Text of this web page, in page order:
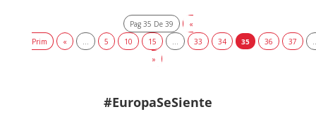
Pag 35 De 39
«
Prim
« 5 10 15 33 34 35 36 37
»
#EuropaSeSiente